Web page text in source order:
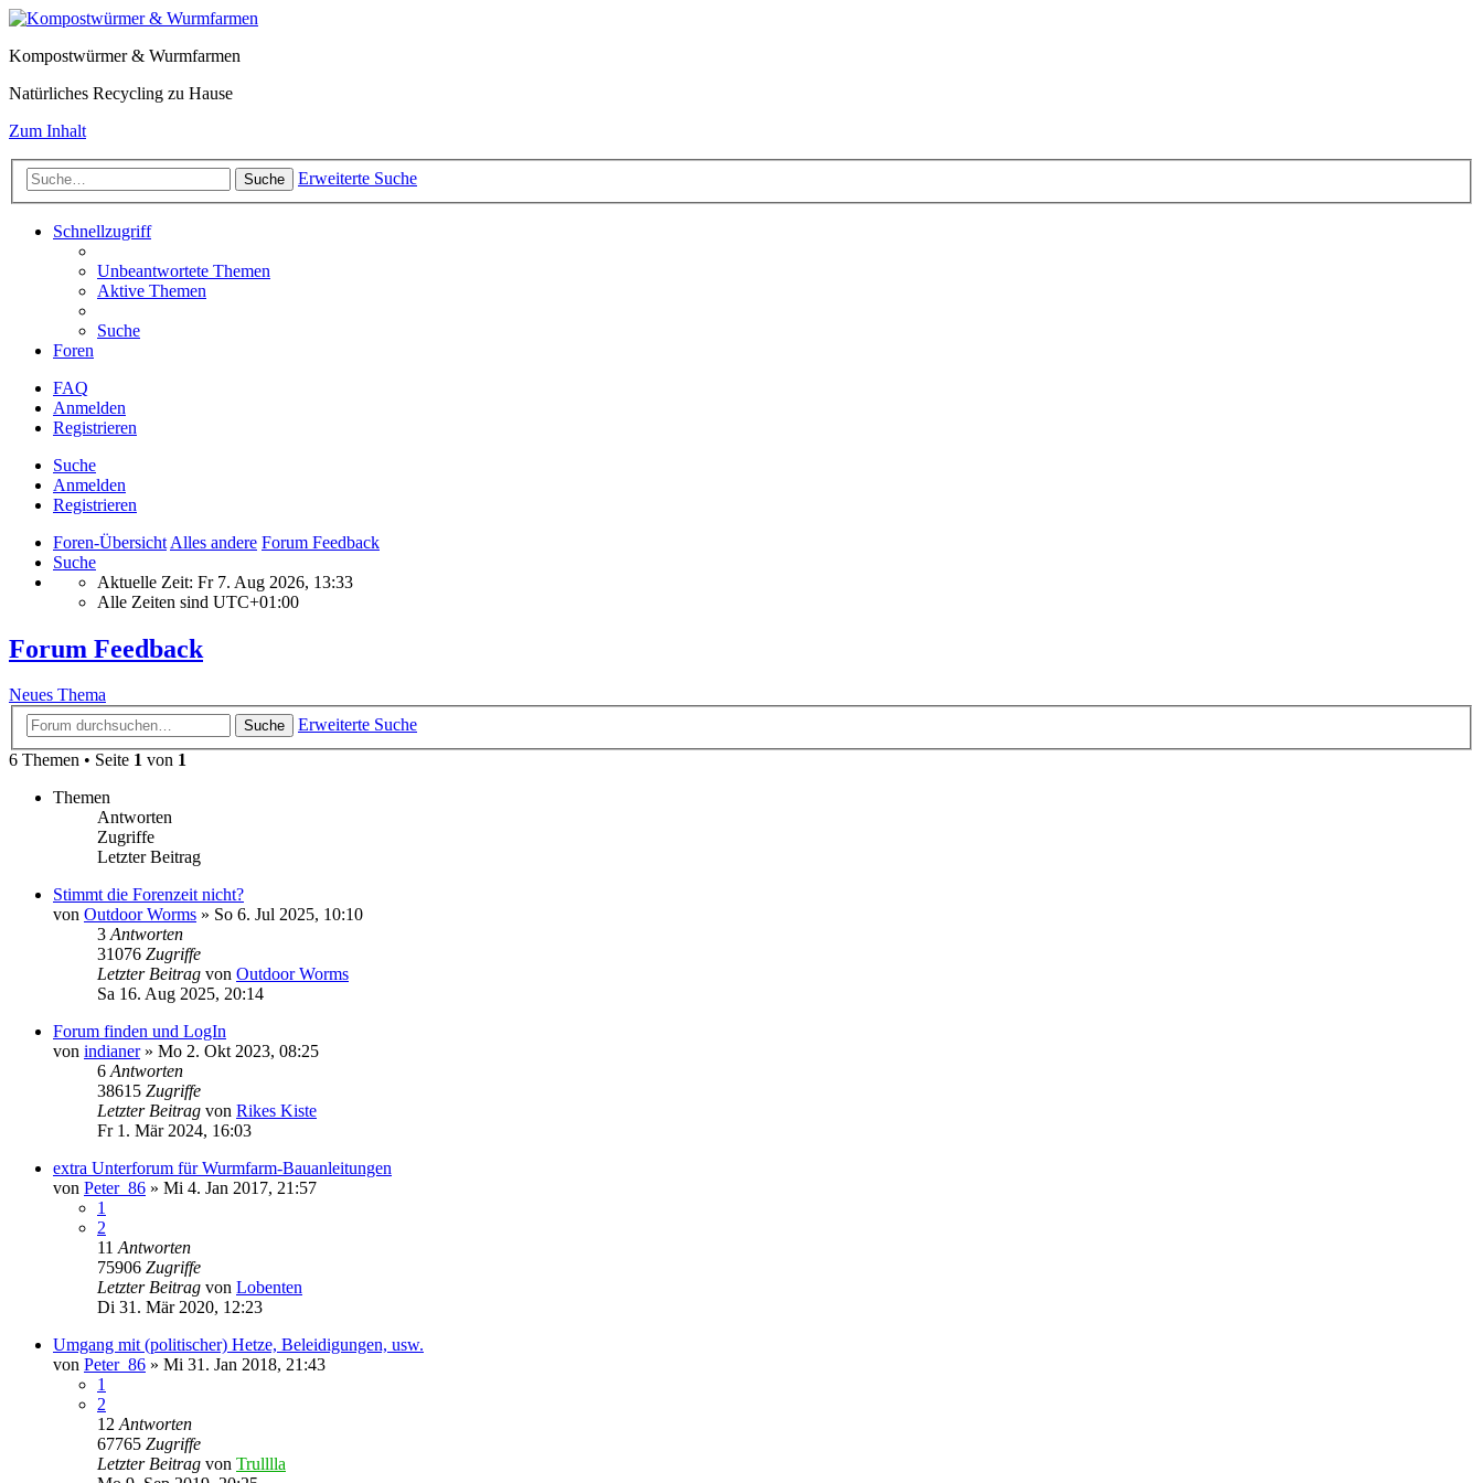
Kompostwürmer & Wurmfarmen
Natürliches Recycling zu Hause
Zum Inhalt
Suche Erweiterte Suche
Schnellzugriff
Unbeantwortete Themen
Aktive Themen
Suche
Foren
FAQ
Anmelden
Registrieren
Suche
Anmelden
Registrieren
Foren-Übersicht Alles andere Forum Feedback
Suche
Aktuelle Zeit: Fr 7. Aug 2026, 13:33
Alle Zeiten sind UTC+01:00
Forum Feedback
Neues Thema
Suche
Erweiterte Suche
6 Themen • Seite 1 von 1
Themen
Antworten
Zugriffe
Letzter Beitrag
Stimmt die Forenzeit nicht?
von Outdoor Worms » So 6. Jul 2025, 10:10
3 Antworten
31076 Zugriffe
Letzter Beitrag von Outdoor Worms
Sa 16. Aug 2025, 20:14
Forum finden und LogIn
von indianer» Mo 2. Okt 2023, 08:25
6 Antworten
38615 Zugriffe
Letzter Beitrag von Rikes Kiste
Fr 1. Mär 2024, 16:03
extra Unterforum für Wurmfarm-Bauanleitungen
von Peter_86 » Mi 4. Jan 2017, 21:57
1
2
11 Antworten
75906 Zugriffe
Letzter Beitrag von Lobenten
Di 31. Mär 2020, 12:23
Umgang mit (politischer) Hetze, Beleidigungen, usw.
von Peter_86 » Mi 31. Jan 2018, 21:43
1
2
12 Antworten
67765 Zugriffe
Letzter Beitrag von Trulllla